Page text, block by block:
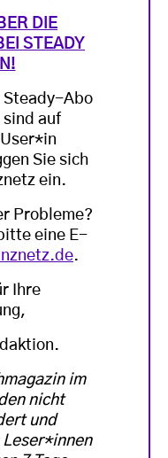
DIE
STEADY
Steady-Abo
sind auf
Sie sich
ein.
Probleme?
eine E-
.
Ihre
im
nicht
und
Leser*innen